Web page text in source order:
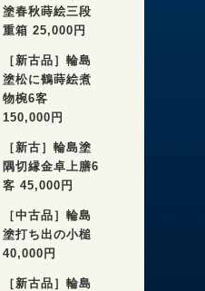
塗春秋蒔絵三段
重箱 25,000円
［新古品］輪島
塗松に鶴蒔絵煮
物椀6客
150,000円
［新古］輪島塗
隅切縁金卓上膳6
客 45,000円
［中古品］輪島
塗打ち出の小槌
40,000円
［新古品］輪島